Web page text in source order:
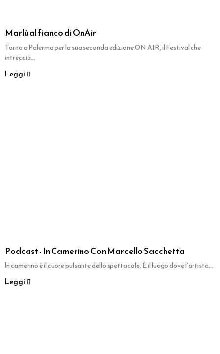
Marlù al fianco di OnAir
Torna a Palermo per la sua seconda edizione ON AIR, il Festival che
intreccia...
Leggi
Podcast - In Camerino Con Marcello Sacchetta
ln camerino è il cuore pulsante dello spettacolo. È il luogo dove l’artista...
Leggi